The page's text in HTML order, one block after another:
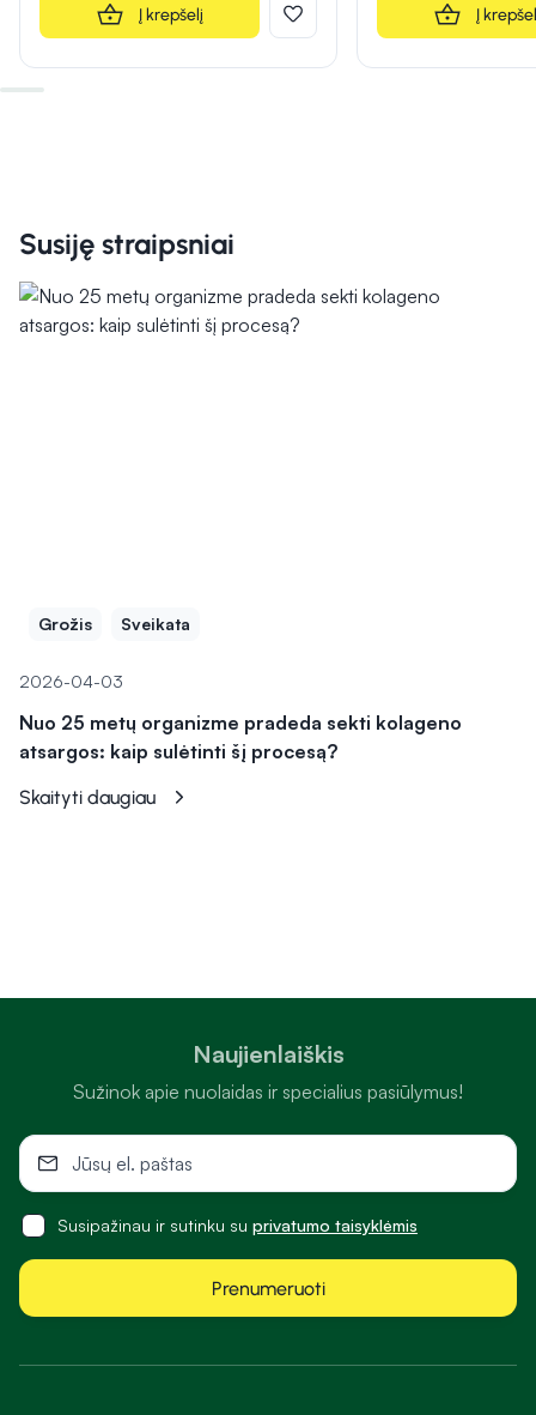
Į krepšelį Į
Susiję straipsniai
Grožis Sveikata
2026-04-03
Nuo 25 metų organizme pradeda sekti kolageno
atsargos: kaip sulėtinti šį procesą?
Skaityti daugiau
Naujienlaiškis
Sužinok apie nuolaidas ir specialius pasiūlymus!
Susipažinau ir sutinku su privatumo taisyklėmis
Prenumeruoti